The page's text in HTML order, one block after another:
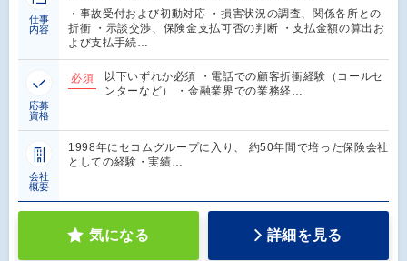
仕事
内容
・事故受付および初動対応 ・損害状況の調査、関係各所との
折衝 ・示談交渉、保険金支払可否の判断 ・支払金額の算出お
よび支払手続…
応募
資格
必須
以下いずれか必須 ・電話での顧客折衝経験（コールセ
ンターなど） ・金融業界での業務経…
会社
概要
1998年にセコムグループに入り、 約50年間で培った保険会社
としての経験・実績…
気になる 詳細を見る